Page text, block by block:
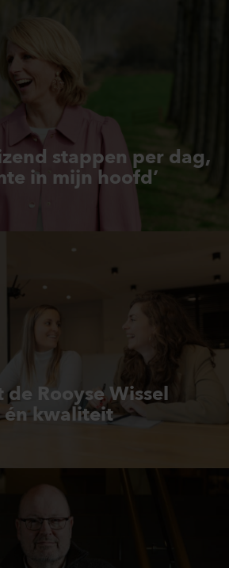
stappen per dag,
in mijn hoofd’
Rooyse Wissel
én kwaliteit